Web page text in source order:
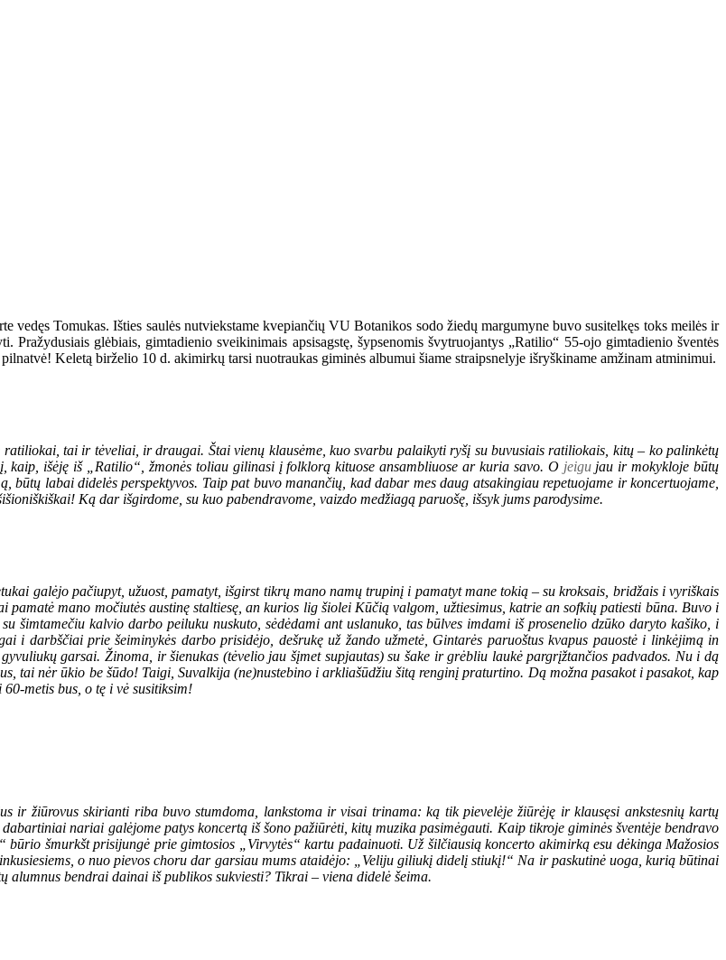
Tomukas. Išties saulės nutviekstame kvepiančių VU Botanikos sodo žiedų margumyne buvo susitelkęs toks meilės ir
glėbiais, gimtadienio sveikinimais apsisagstę, šypsenomis švytruojantys „Ratilio“ 55-ojo gimtadienio šventės
Keletą birželio 10 d. akimirkų tarsi nuotraukas giminės albumui šiame straipsnelyje išryškiname amžinam atminimui.
tai ir tėveliai, ir draugai. Štai vienų klausėme, kuo svarbu palaikyti ryšį su buvusiais ratiliokais, kitų – ko palinkėtų
kaip, išėję iš „Ratilio“, žmonės toliau gilinasi į folklorą kituose ansambliuose ar kuria savo. Ojeigu jau ir mokykloje būtų
labai didelės perspektyvos. Taip pat buvo manančių, kad dabar mes daug atsakingiau repetuojame ir koncertuojame,
Ką dar išgirdome, su kuo pabendravome, vaizdo medžiagą paruošę, išsyk jums parodysime.
galėjo pačiupyt, užuost, pamatyt, išgirst tikrų mano namų trupinį i pamatyt mane tokią – su kroksais, bridžais i vyriškais
mano močiutės austinę staltiesę, an kurios lig šiolei Kūčią valgom, užtiesimus, katrie an sofkių patiesti būna. Buvo i
šimtamečiu kalvio darbo peiluku nuskuto, sėdėdami ant uslanuko, tas būlves imdami iš prosenelio dzūko daryto kašiko, i
i darbščiai prie šeiminykės darbo prisidėjo, dešrukę už žando užmetė, Gintarės paruoštus kvapus pauostė i linkėjimą in
garsai. Žinoma, ir šienukas (tėvelio jau šįmet supjautas) su šake ir grėbliu laukė pargrįžtančios padvados. Nu i dą
tai nėr ūkio be šūdo! Taigi, Suvalkija (ne)nustebino i arkliašūdžiu šitą renginį praturtino. Dą možna pasakot i pasakot, kap
metis bus, o tę i vė susitiksim!
ir žiūrovus skirianti riba buvo stumdoma, lankstoma ir visai trinama: ką tik pievelėje žiūrėję ir klausęsi ankstesnių kartų
nariai galėjome patys koncertą iš šono pažiūrėti, kitų muzika pasimėgauti. Kaip tikroje giminės šventėje bendravo
šmurkšt prisijungė prie gimtosios „Virvytės“ kartu padainuoti. Už šilčiausią koncerto akimirką esu dėkinga Mažosios
o nuo pievos choru dar garsiau mums ataidėjo: „Veliju giliukį didelį stiukį!“ Na ir paskutinė uoga, kurią būtinai
bendrai dainai iš publikos sukviesti? Tikrai – viena didelė šeima.